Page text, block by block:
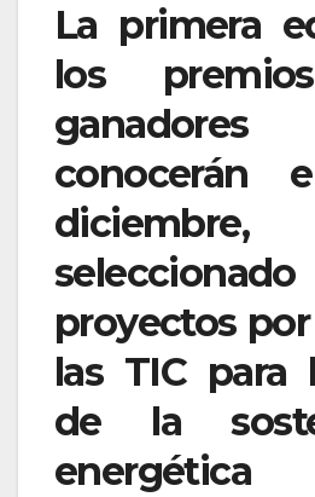
La primera
los
conocerán
proyectos
las TIC para
de la
energética